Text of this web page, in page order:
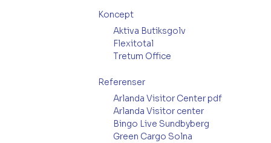
Koncept
Aktiva Butiksgolv
Flexitotal
Tretum Office
Referenser
Arlanda Visitor Center pdf
Arlanda Visitor center
Bingo Live Sundbyberg
Green Cargo Solna